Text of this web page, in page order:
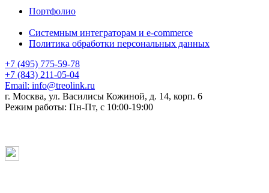
Портфолио
Системным интеграторам и e-commerce
Политика обработки персональных данных
+7 (495) 775-59-78
+7 (843) 211-05-04
Email: info@treolink.ru
г. Москва, ул. Василисы Кожиной, д. 14, корп. 6
Режим работы: Пн-Пт, с 10:00-19:00